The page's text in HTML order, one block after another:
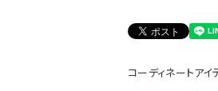
コーディネートアイ